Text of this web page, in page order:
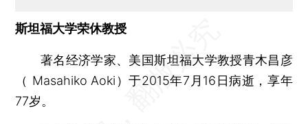
斯坦福大学荣休教授
著名经济学家、美国斯坦福大学教授青木昌彦
（ Masahiko Aoki）于2015年7月16日病逝，享年
77岁。